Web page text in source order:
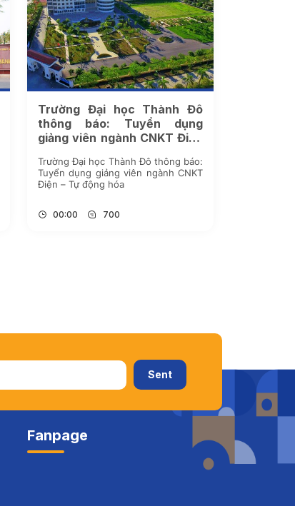
Trường Đại học Thành Đô
thông báo: Tuyển dụng
giảng viên ngành CNKT Điện
Trường Đại học Thành Đô thông báo:
Tuyển dụng giảng viên ngành CNKT
Điện – Tự động hóa
00:00 700
Fanpage